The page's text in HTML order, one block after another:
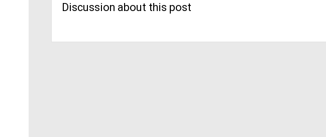
Discussion about this post